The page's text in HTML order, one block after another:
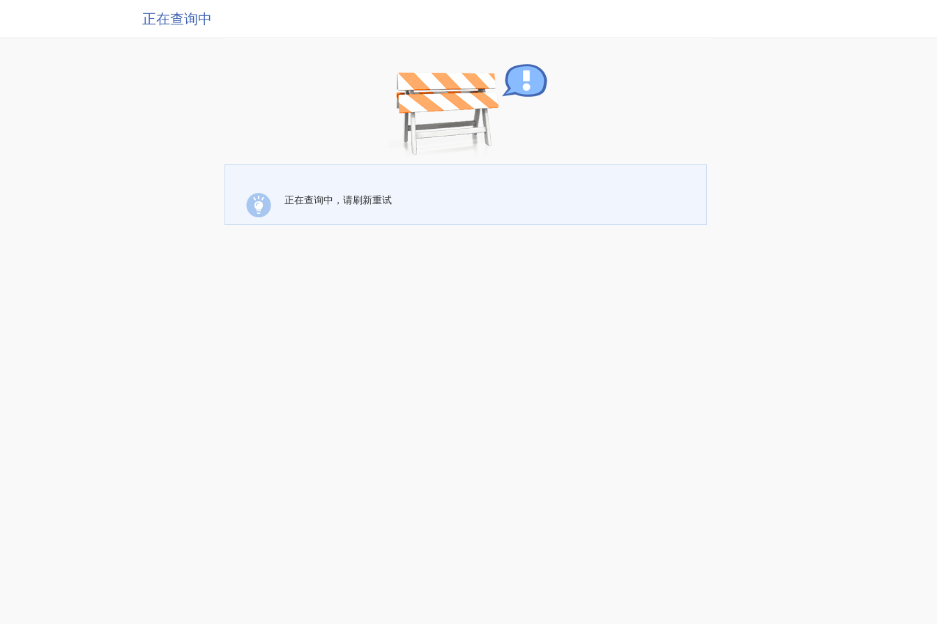
正在查询中
正在查询中，请刷新重试